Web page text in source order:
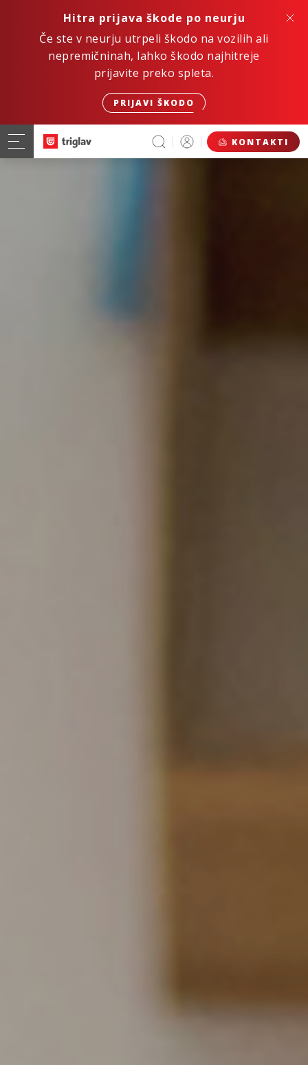
Hitra prijava škode po neurju
Če ste v neurju utrpeli škodo na vozilih ali
nepremičninah, lahko škodo najhitreje
prijavite preko spleta.
PRIJAVI ŠKODO
KONTAKTI